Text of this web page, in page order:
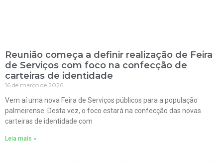
Reunião começa a definir realização de Feira
de Serviços com foco na confecção de
carteiras de identidade
16 de março de 2026
Vem aí uma nova Feira de Serviços públicos para a população
palmeirense. Desta vez, o foco estará na confecção das novas
carteiras de identidade com
Leia mais »